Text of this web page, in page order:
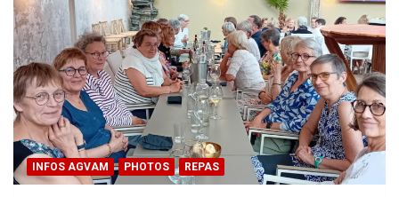
INFOS AGVAM PHOTOS REPAS